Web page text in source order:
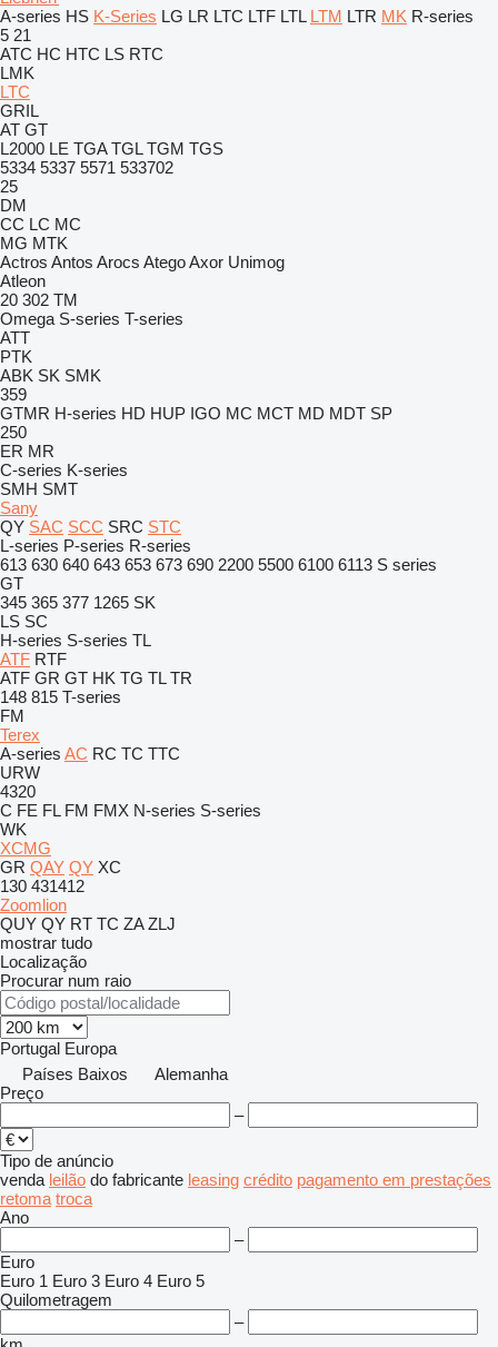
A-series HS K-Series LG LR LTC LTF LTL LTM LTR MK R-series
5 21
ATC HC HTC LS RTC
LMK
LTC
GRIL
AT GT
L2000 LE TGA TGL TGM TGS
5334 5337 5571 533702
25
DM
CC LC MC
MG MTK
Actros Antos Arocs AtegoAxor Unimog
Atleon
20 302 TM
Omega S-series T-series
ATT
PTK
ABK SK SMK
359
GTMR H-series HD HUP IGO MC MCT MD MDT SP
250
ER MR
C-series K-series
SMH SMT
Sany
QY SAC SCC SRC STC
L-series P-series R-series
613 630 640 643 653 673 690 2200 5500 6100 6113 S series
GT
345 365 377 1265 SK
LS SC
H-series S-series TL
ATF RTF
ATF GR GT HK TG TL TR
148 815 T-series
FM
Terex
A-series AC RC TC TTC
URW
4320
C FE FL FM FMX N-series S-series
WK
XCMG
GR QAY QY XC
130 431412
Zoomlion
QUY QY RT TC ZA ZLJ
mostrar tudo
Localização
Procurar num raio
Portugal Europa
Países Baixos
Alemanha
Preço
–
Tipo de anúncio
venda leilão do fabricante leasing crédito pagamento em prestações
retoma troca
Ano
–
Euro
Euro 1 Euro 3 Euro 4 Euro 5
Quilometragem
–